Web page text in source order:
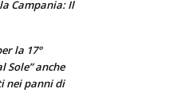
Campania: Il
la 17°
Sole” anche
nei panni di